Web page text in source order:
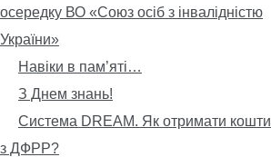
осередку ВО «Союз осіб з інвалідністю
України»
Навіки в пам’яті…
З Днем знань!
Система DREAM. Як отримати кошти
з ДФРР?